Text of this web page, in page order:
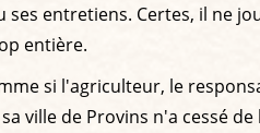
entretiens. Certes, il ne
entière.
si l'agriculteur, le
ville de Provins n'a cessé